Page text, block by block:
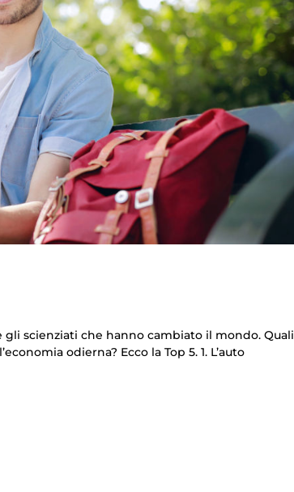
scienziati che hanno cambiato il mondo. Quali
odierna? Ecco la Top 5. 1. L’auto